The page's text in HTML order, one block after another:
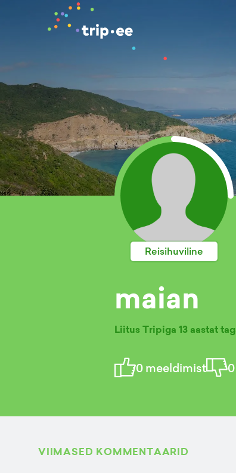
Reisihuviline
maian
Liitus Tripiga 13 aastat
0meeldimist 0
VIIMASED KOMMENTAARID